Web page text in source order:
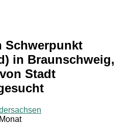
Schwerpunkt
in Braunschweig,
Stadt